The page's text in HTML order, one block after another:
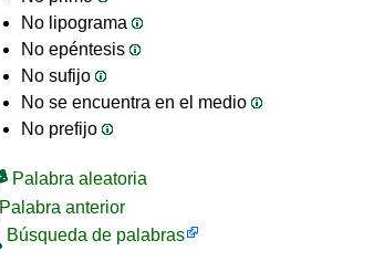
No lipograma
No epéntesis
No sufijo
No se encuentra en el medio
No prefijo
Palabra aleatoria
Palabra anterior
Búsqueda de palabras